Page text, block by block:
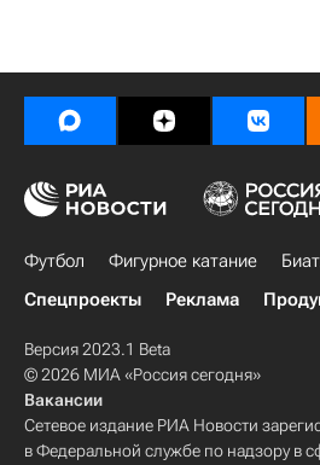
Футбол Фигурное катание
Спецпроекты
Реклама
Версия 2023.1 Beta
© 2026 МИА «Россия сегодня»
Вакансии
Сетевое издание РИА Новости
в Федеральной службе по надзору в